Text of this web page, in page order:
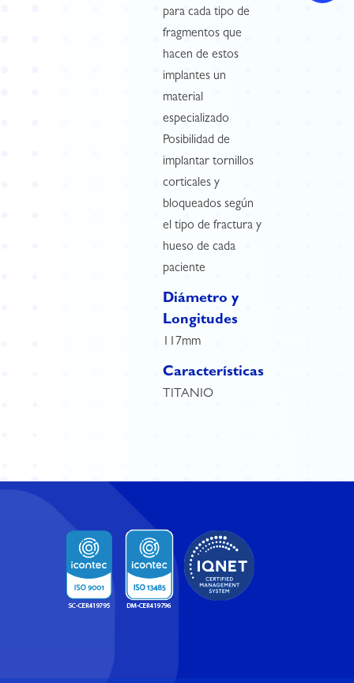
para cada tipo de
fragmentos que
hacen de estos
implantes un
material
especializado
Posibilidad de
implantar tornillos
corticales y
bloqueados según
el tipo de fractura y
hueso de cada
paciente
Diámetro y
Longitudes
117mm
Características
TITANIO